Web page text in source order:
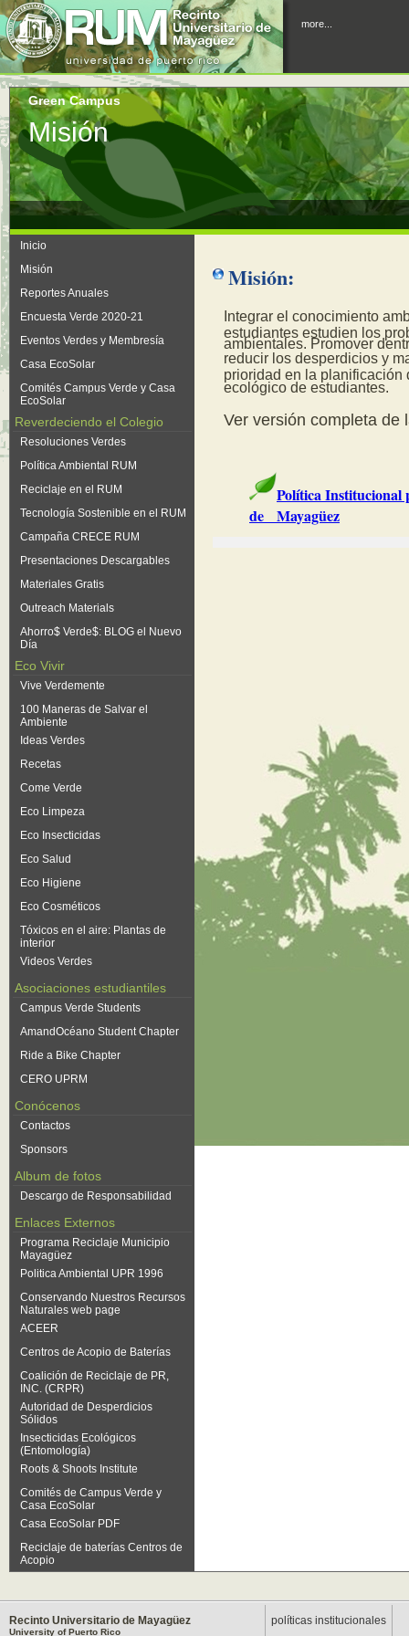
more...
Green Campus
Misión
Inicio
Misión
Reportes Anuales
Encuesta Verde 2020-21
Eventos Verdes y Membresía
Casa EcoSolar
Comités Campus Verde y Casa
EcoSolar
Reverdeciendo el Colegio
Resoluciones Verdes
Política Ambiental RUM
Reciclaje en el RUM
Tecnología Sostenible en el RUM
Campaña CRECE RUM
Presentaciones Descargables
Materiales Gratis
Outreach Materials
Ahorro$ Verde$: BLOG el Nuevo
Día
Eco Vivir
Vive Verdemente
100 Maneras de Salvar el
Ambiente
Ideas Verdes
Recetas
Come Verde
Eco Limpeza
Eco Insecticidas
Eco Salud
Eco Higiene
Eco Cosméticos
Tóxicos en el aire: Plantas de
interior
Videos Verdes
Asociaciones estudiantiles
Campus Verde Students
AmandOcéano Student Chapter
Ride a Bike Chapter
CERO UPRM
Conócenos
Contactos
Sponsors
Album de fotos
Descargo de Responsabilidad
Enlaces Externos
Programa Reciclaje Municipio
Mayagüez
Politica Ambiental UPR 1996
Conservando Nuestros Recursos
Naturales web page
ACEER
Centros de Acopio de Baterías
Coalición de Reciclaje de PR,
INC. (CRPR)
Autoridad de Desperdicios
Sólidos
Insecticidas Ecológicos
(Entomología)
Roots & Shoots Institute
Comités de Campus Verde y
Casa EcoSolar
Casa EcoSolar PDF
Reciclaje de baterías Centros de
Acopio
Misión:
Integrar el conocimiento
estudiantes estudien los
ambientales. Promover
reducir los desperdicios y
prioridad en la planificación
ecológico de estudiantes.
Ver versión completa de
Política Institucional
de Mayagüez
Recinto Universitario de Mayagüez
University of Puerto Rico
políticas institucionales